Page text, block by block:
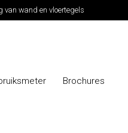
van wand en vloertegels
Brochures